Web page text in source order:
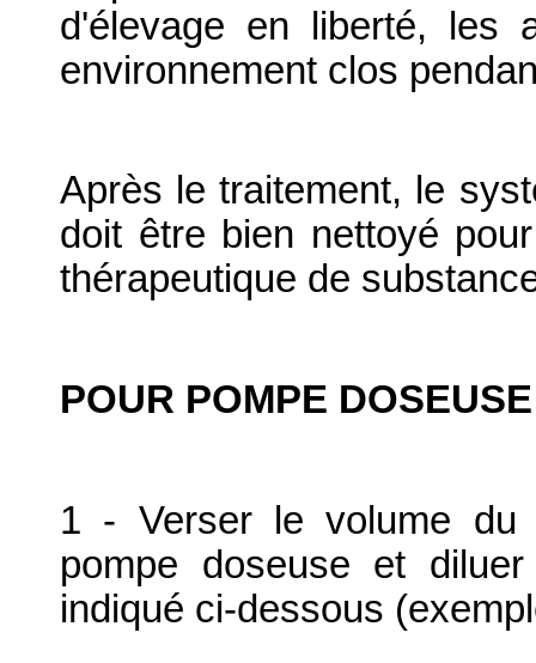
d'élevage en liberté, les
environnement clos
Après le traitement, le
doit être bien nettoyé
thérapeutique de
POUR POMPE
1 - Verser le volume du
pompe doseuse et
indiqué ci-dessous